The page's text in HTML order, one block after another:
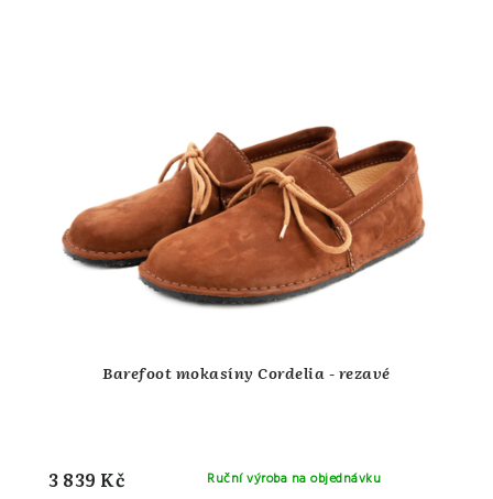
Barefoot mokasíny Cordelia - rezavé
Ruční výroba na objednávku
3 839 Kč